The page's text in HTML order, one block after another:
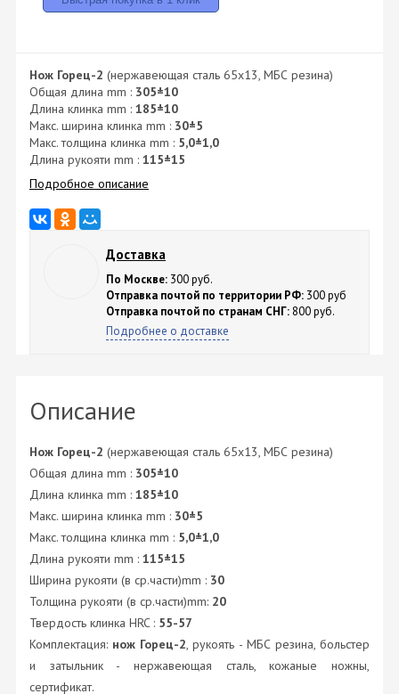
Нож Горец-2 (нержавеющая сталь 65х13, МБС резина)
Общая длина mm : 305±10
Длина клинка mm : 185±10
Макс. ширина клинка mm : 30±5
Макс. толщина клинка mm : 5,0±1,0
Длина рукояти mm : 115±15
Подробное описание
Доставка
По Москве: 300 руб.
Отправка почтой по территории РФ: 300 руб
Отправка почтой по странам СНГ: 800 руб.
Подробнее о доставке
Описание
Нож Горец-2 (нержавеющая сталь 65х13, МБС резина)
Общая длина mm : 305±10
Длина клинка mm : 185±10
Макс. ширина клинка mm : 30±5
Макс. толщина клинка mm : 5,0±1,0
Длина рукояти mm : 115±15
Ширина рукояти (в ср.части)mm : 30
Толщина рукояти (в ср.части)mm: 20
Твердость клинка HRC : 55-57
Комплектация: нож Горец-2, рукоять - МБС резина, больстер
и затыльник - нержавеющая сталь, кожаные ножны,
сертификат.